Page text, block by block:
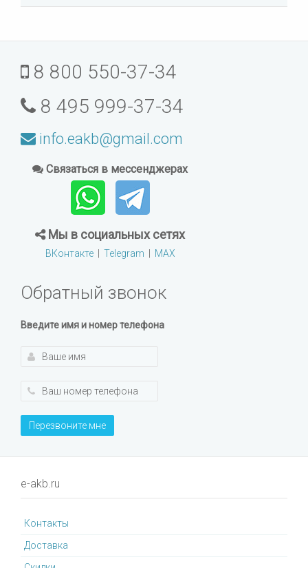
8 800 550-37-34
8 495 999-37-34
info.eakb@gmail.com
Связаться в мессенджерах
Мы в социальных сетях
ВКонтакте| Telegram | MAX
Обратный звонок
Введите имя и номер телефона
Перезвоните мне
e-akb.ru
Контакты
Доставка